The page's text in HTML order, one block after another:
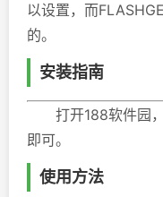
以设置，而
的。
安装指南
打开188软件园，
即可。
使用方法